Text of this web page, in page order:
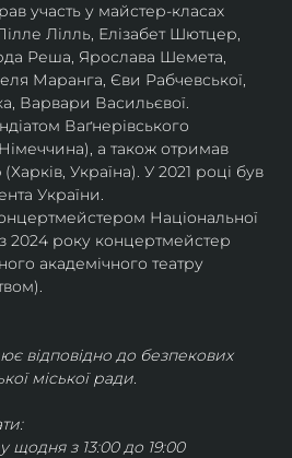
участь у майстер-класах
Лілль, Елізабет Шютцер,
Реша, Ярослава Шемета,
Маранга, Єви Рабчевської,
Варвари Васильєвої.
Ваґнерівського
а також отримав
Україна). У 2021 році був
України.
Національної
2024 року концертмейстер
академічного театру
відповідно до безпекових
міської ради.
щодня з 13:00 до 19:00